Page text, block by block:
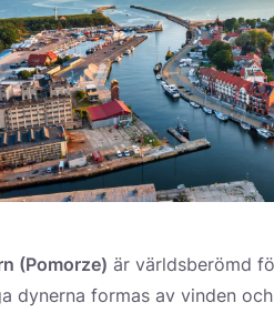
(Pomorze) är världsberömd
dynerna formas av vinden